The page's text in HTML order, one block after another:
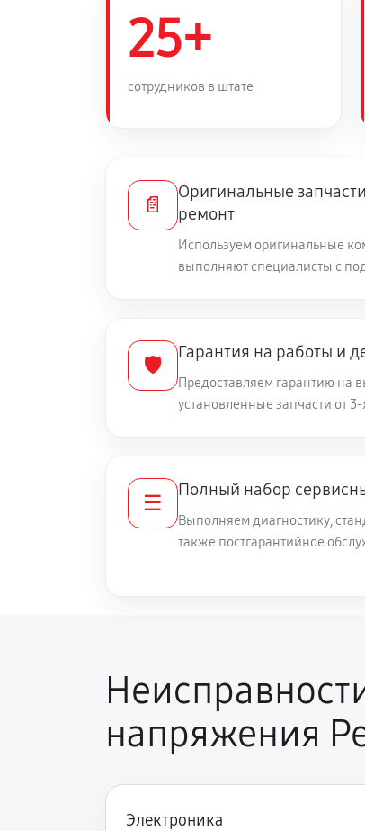
Замена силового
Ремонт корпуса
Замена кнопок и
Ремонт системы
Замена микросхемы
25+
сотрудников в штате
📄
Оригинальные
ремонт
Используем оригинальные
выполняют специалисты с
🛡️
Гарантия на работы и
Предоставляем гарантию на
установленные запчасти от
☰
Полный набор
Выполняем диагностику,
также постгарантийное
напряжения
Электроника